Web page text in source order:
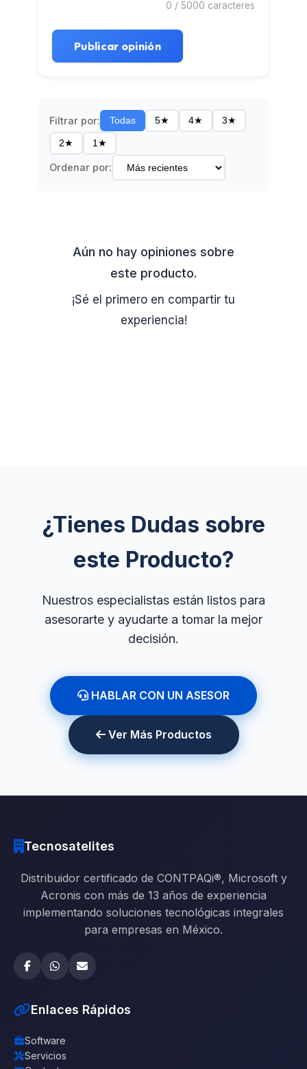
0 / 5000 caracteres
Publicar opinión
Filtrar por: Todas 5★ 4★ 3★
2★ 1★
Ordenar por:
Aún no hay opiniones sobre
este producto.
¡Sé el primero en compartir tu
experiencia!
¿Tienes Dudas sobre
este Producto?
Nuestros especialistas están listos para
asesorarte y ayudarte a tomar la mejor
decisión.
HABLAR CON UN ASESOR
Ver Más Productos
Tecnosatelites
Distribuidor certificado de CONTPAQi®, Microsoft y
Acronis con más de 13 años de experiencia
implementando soluciones tecnológicas integrales
para empresas en México.
Enlaces Rápidos
Software
Servicios